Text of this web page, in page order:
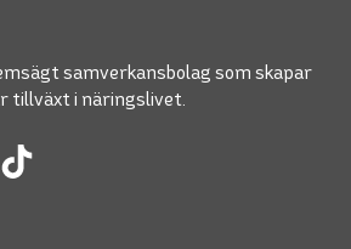
samverkansbolag som skapar
tillväxt i näringslivet.